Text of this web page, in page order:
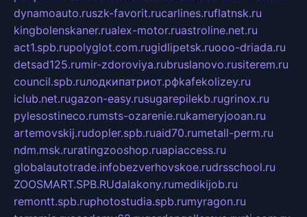
dynamoauto.ruszk-favorit.rucarlines.ruflatnsk.ru
kingbolenskaner.rualex-motor.ruastroline.net.ru
act1.spb.rupolyglot.com.rugidlipetsk.ruooo-driada.ru
detsad125.rumir-zdoroviya.rubruslanovo.rusiterem.ru
council.spb.ruлодкипатриот.рфkafekolizey.ru
iclub.net.rugazon-easy.rusugarepilekb.rugrinox.ru
pylesostineco.rumsts-ozarenie.rukameryjooan.ru
artemovskij.rudopler.spb.ruaid70.rumetall-perm.ru
ndm.msk.ruratingzooshop.ruapiaccess.ru
globalautotrade.infobezverhovskoe.rudrsschool.ru
ZOOSMART.SPB.RUdalakony.rumedikijob.ru
remontt.spb.ruphotostudia.spb.rumyragon.ru